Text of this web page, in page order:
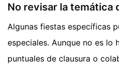
No revisar la temática
Algunas fiestas específicas
especiales. Aunque no es lo
puntuales de clausura o